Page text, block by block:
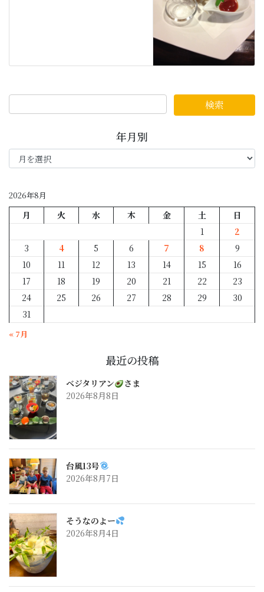
年月別
年
月
2026年8月
月 火 水 木 金 土
日
1
2
3
4 5 6 7 8
9
10
11 12 13 14 15
16
17
18 19 20 21 22
23
24
25 26 27 28 29
30
31
« 7月
最近の投稿
ベジタリアン
さま
2026年8月8日
台風13号
2026年8月7日
そうなのよー
2026年8月4日